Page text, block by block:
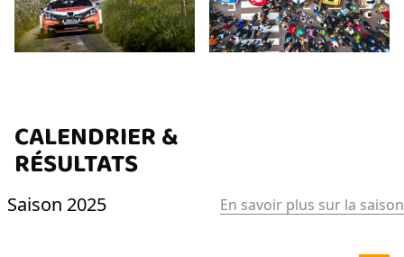
CALENDRIER &
RÉSULTATS
Saison 2025 En savoir plus sur la saison